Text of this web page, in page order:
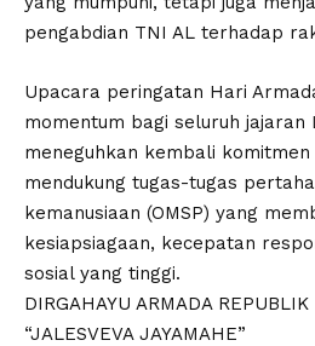
pengabdian TNI AL terhadap
Upacara peringatan Hari
momentum bagi seluruh jajaran
meneguhkan kembali
mendukung tugas-tugas
kemanusiaan (OMSP) yang
kesiapsiagaan, kecepatan
sosial yang tinggi.
DIRGAHAYU ARMADA
“JALESVEVA JAYAMAHE”